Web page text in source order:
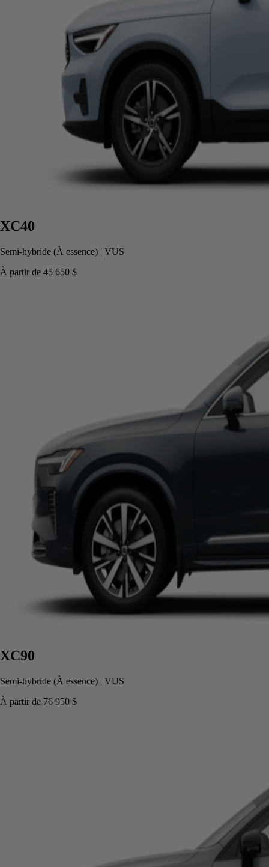
XC40
Semi-hybride (À essence) | VUS
À partir de 45 650 $
XC90
Semi-hybride (À essence) | VUS
À partir de 76 950 $